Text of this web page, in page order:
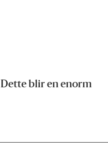
blir en enorm